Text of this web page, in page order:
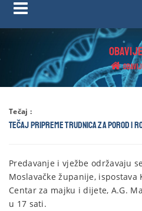
Tečaj :
Tečaj pripreme trudnica za porod i
Predavanje i vježbe održavaju
Moslavačke županije, ispostava
Centar za majku i dijete, A.G.
u 17 sati.